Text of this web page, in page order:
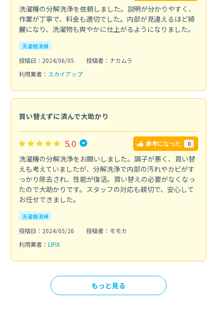
洗濯機の分解洗浄を依頼しました。説明が分かりやすく、
作業が丁寧で、料金も適切でした。内部が見違えるほど綺
麗になり、洗濯物も爽やかに仕上がるようになりました。
洗濯機清掃
投稿日：2024/06/05
投稿者：ナカムラ
利用業者： スカイアップ
買い替えずに済んで大助かり
5.0 参考になった 0
洗濯機の分解洗浄をお願いしました。調子が悪く、買い替
えも考えていましたが、分解洗浄で内部の汚れやカビがす
っかり除去され、性能が復活。買い替えの必要がなくなっ
たので大助かりです。スタッフの対応も親切で、安心して
お任せできました。
洗濯機清掃
投稿日：2024/05/26
投稿者：モモカ
利用業者： LIFIX
もっと見る